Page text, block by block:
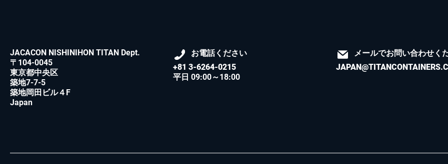
JACACON NISHINIHON TITAN Dept.
〒104-0045
東京都中央区
築地7-7-5
築地岡田ビル４F
Japan
お電話ください
+81 3-6264-0215
平日 09:00～18:00
メールでお問い合わせく